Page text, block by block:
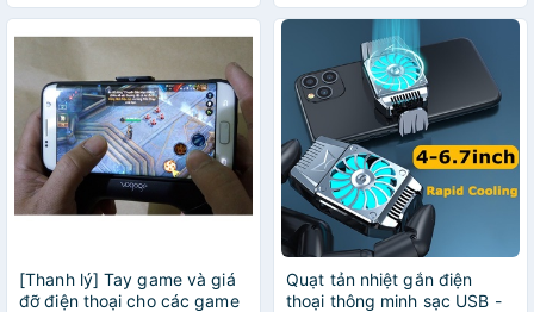
[Thanh lý] Tay game và giá
đỡ điện thoại cho các game
Quạt tản nhiệt gắn điện
thoại thông minh sạc USB -